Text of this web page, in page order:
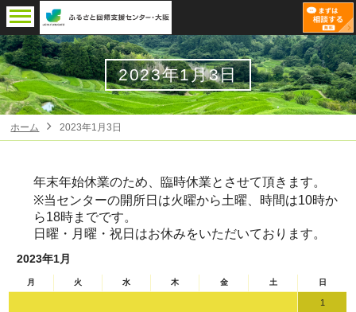
2023年1月3日
ホーム 2023年1月3日
年末年始休業のため、臨時休業とさせて頂きます。
※当センターの開所日は火曜から土曜、時間は10時か
ら18時までです。
日曜・月曜・祝日はお休みをいただいております。
2023年1月
月 火 水 木 金 土 日
1